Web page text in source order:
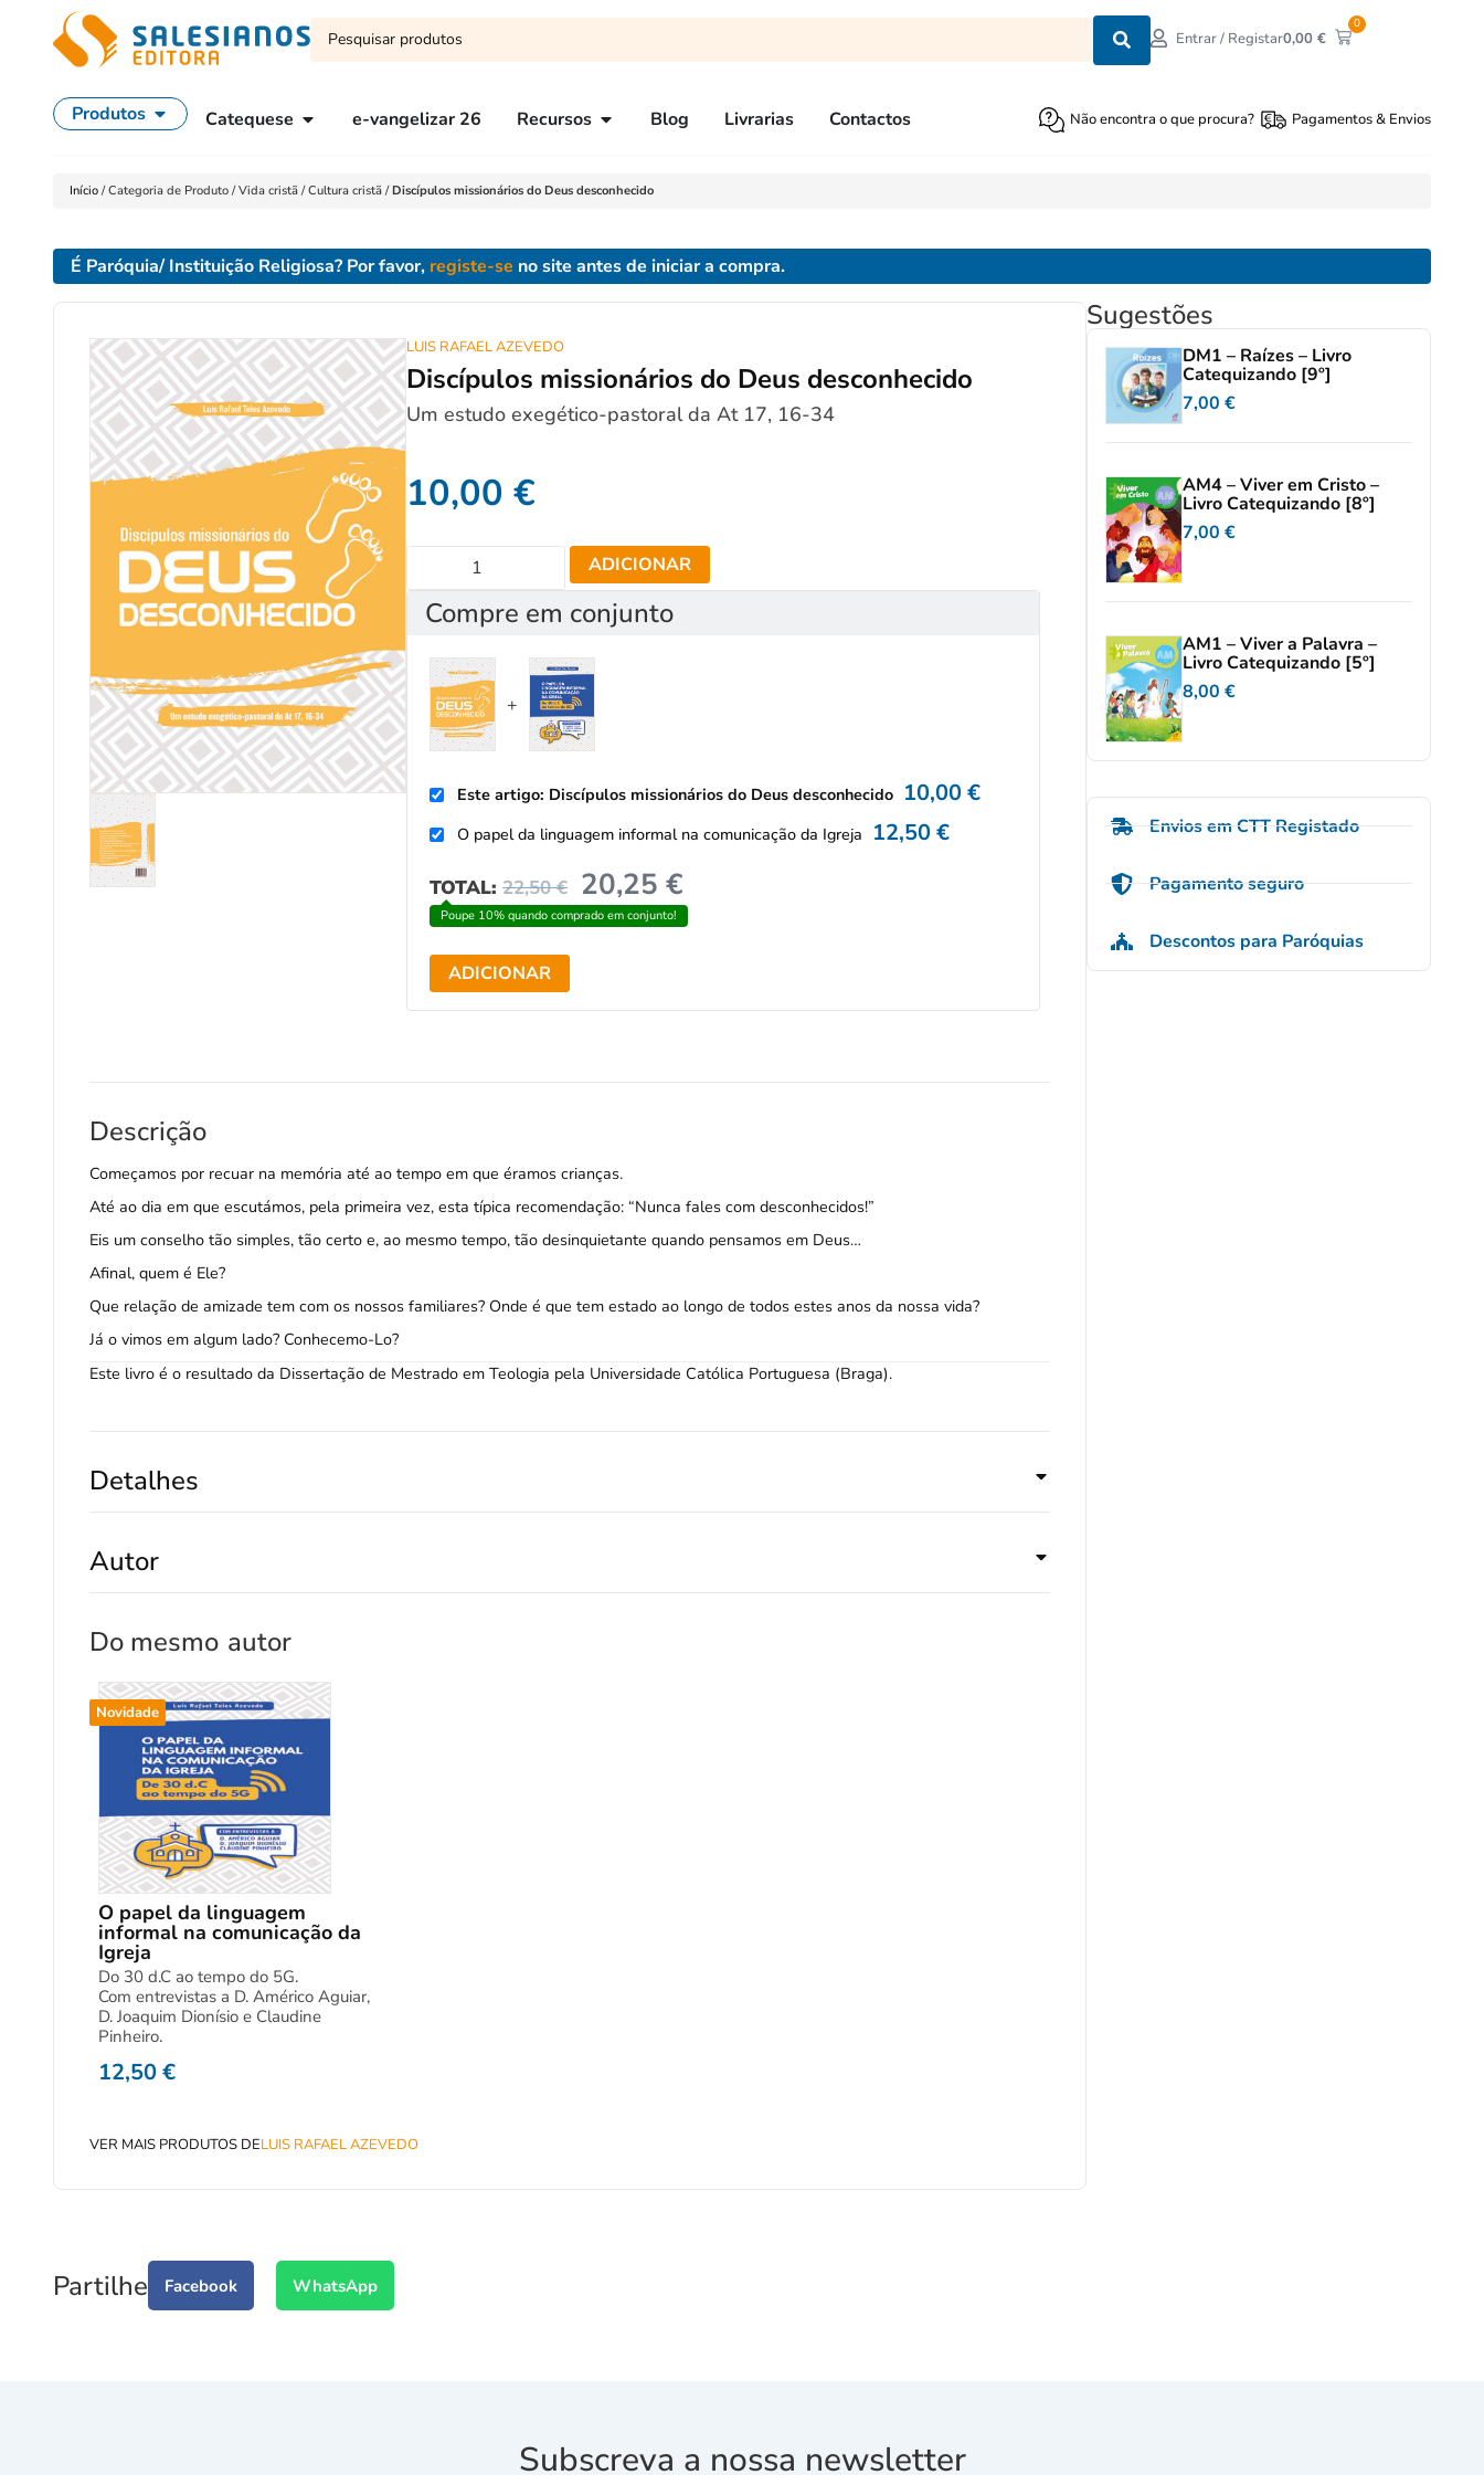
Entrar / Registar0,00€
0
Produtos Catequese e-vangelizar 26 Recursos Blog Livrarias Contactos Não encontra o que procura? Pagamentos & Envios
Início /Categoria de Produto /Vida cristã /Cultura cristã /Discípulos missionários do Deus desconhecido
É Paróquia/ Instituição Religiosa? Por favor, registe-se no site antes de iniciar a compra.
LUIS RAFAEL AZEVEDO
Discípulos missionários do Deus desconhecido
Um estudo exegético-pastoral da At 17, 16-34
10,00€
ADICIONAR
Compre em conjunto
Este artigo: Discípulos missionários do Deus desconhecido 10,00€
O papel da linguagem informal na comunicação da Igreja 12,50€
TOTAL:22,50€ 20,25€
Poupe 10% quando comprado em conjunto!
ADICIONAR
Descrição
Começamos por recuar na memória até ao tempo em que éramos crianças.
Até ao dia em que escutámos, pela primeira vez, esta típica recomendação: “Nunca fales com desconhecidos!”
Eis um conselho tão simples, tão certo e, ao mesmo tempo, tão desinquietante quando pensamos em Deus…
Afinal, quem é Ele?
Que relação de amizade tem com os nossos familiares? Onde é que tem estado ao longo de todos estes anos da nossa vida?
Já o vimos em algum lado? Conhecemo-Lo?
Este livro é o resultado da Dissertação de Mestrado em Teologia pela Universidade Católica Portuguesa (Braga).
Detalhes
Autor
Do mesmo autor
Novidade
O papel da linguagem
informal na comunicação da
Igreja
Do 30 d.C ao tempo do 5G.
Com entrevistas a D. Américo Aguiar,
D. Joaquim Dionísio e Claudine
Pinheiro.
12,50€
VER MAIS PRODUTOS DELUIS RAFAEL AZEVEDO
Sugestões
DM1 – Raízes – Livro
Catequizando [9º]
7,00 €
AM4 – Viver em Cristo –
Livro Catequizando [8º]
7,00 €
AM1 – Viver a Palavra –
Livro Catequizando [5º]
8,00 €
Envios em CTT Registado
Pagamento seguro
Descontos para Paróquias
Partilhe Facebook WhatsApp
Subscreva a nossa newsletter